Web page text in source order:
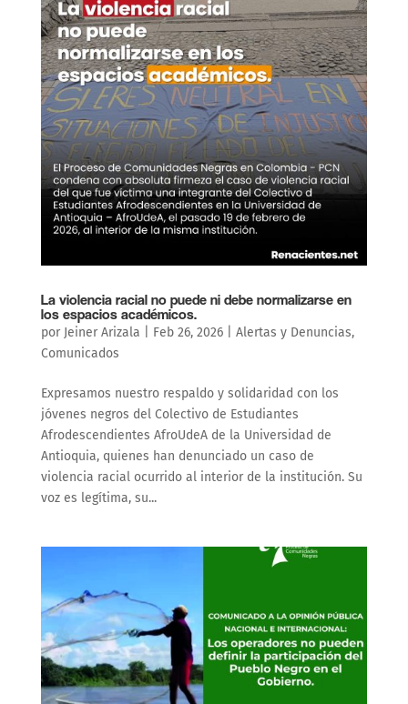
La violencia racial no puede ni debe normalizarse en
los espacios académicos.
por Jeiner Arizala Feb 26, 2026| Alertas y Denuncias,
Comunicados
Expresamos nuestro respaldo y solidaridad con los
jóvenes negros del Colectivo de Estudiantes
Afrodescendientes AfroUdeA de la Universidad de
Antioquia, quienes han denunciado un caso de
violencia racial ocurrido al interior de la institución. Su
voz es legítima, su...